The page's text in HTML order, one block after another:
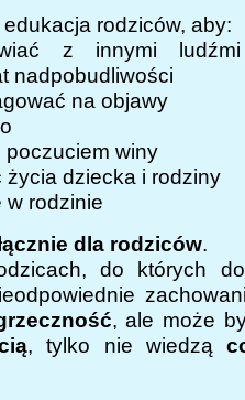
rodziców, aby:
z innymi
nadpobudliwości
na objawy
poczuciem winy
dziecka i rodziny
w rodzinie
dla rodziców.
do których
, ale może
, tylko nie wiedzą